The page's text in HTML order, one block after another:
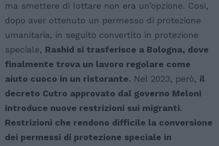
ma smettere di lottare non era un’opzione. Così,
dopo aver ottenuto un permesso di protezione
umanitaria, in seguito convertito in protezione
speciale, Rashid si trasferisce a Bologna, dove
finalmente trova un lavoro regolare come
aiuto cuoco in un ristorante. Nel 2023, però, il
decreto Cutro approvato dal governo Meloni
introduce nuove restrizioni sui migranti.
Restrizioni che rendono difficile la conversione
dei permessi di protezione speciale in